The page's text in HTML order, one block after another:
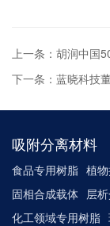
上一条：胡润中国
吸附分离材料
食品专用树脂 植
固相合成载体 层
化工领域专用树脂